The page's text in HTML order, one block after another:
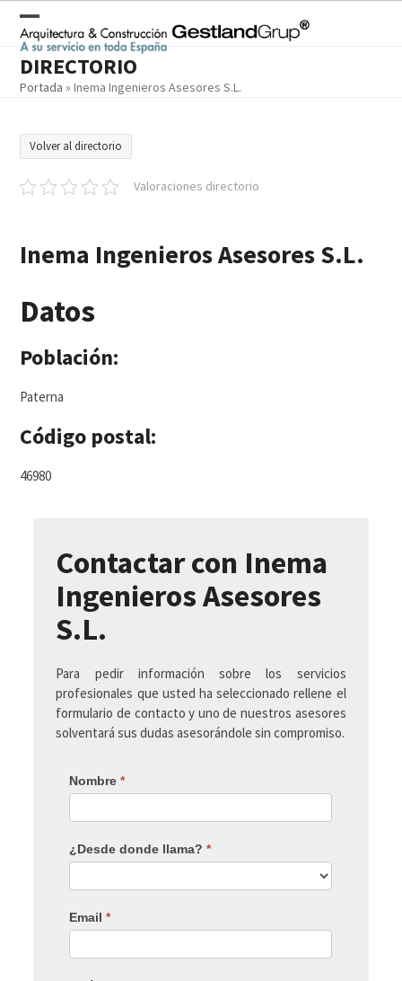
contentOpen
mobile
menu
Close
mobile
menu
DIRECTORIO
Portada »Inema Ingenieros Asesores S.L.
Volver al directorio
Valoraciones directorio
Inema Ingenieros Asesores S.L.
Datos
Población:
Paterna
Código postal:
46980
Contactar con Inema
Ingenieros Asesores
S.L.
Para pedir información sobre los servicios
profesionales que usted ha seleccionado rellene el
formulario de contacto y uno de nuestros asesores
solventará sus dudas asesorándole sin compromiso.
Nombre*
¿Desde donde llama?*
Email*